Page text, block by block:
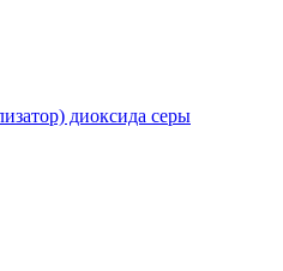
диоксида серы